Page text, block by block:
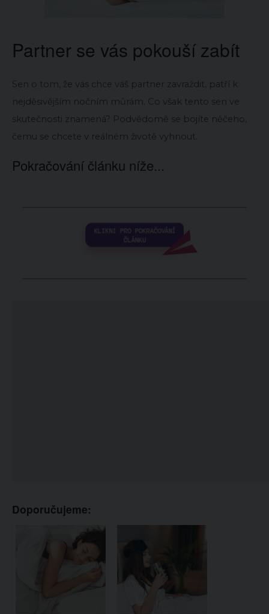
Partner se vás pokouší zabít
Sen o tom, že vás chce váš partner zavraždit, patří k
nejděsivějším nočním můrám. Co však tento sen ve
skutečnosti znamená? Podvědomě se bojíte něčeho,
čemu se chcete v reálném životě vyhnout.
Pokračování článku níže...
Doporučujeme: